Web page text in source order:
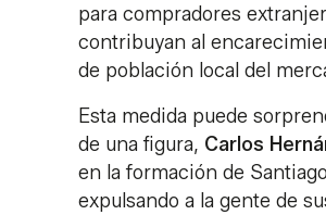
para compradores
contribuyan al
de población local del
Esta medida puede
de una figura, Carlos
en la formación de
expulsando a la gente de